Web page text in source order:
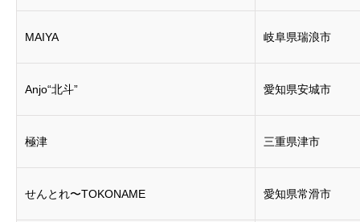
MAIYA 岐阜県瑞浪市
Anjo“北斗” 愛知県安城市
極津 三重県津市
せんとれ〜TOKONAME 愛知県常滑市